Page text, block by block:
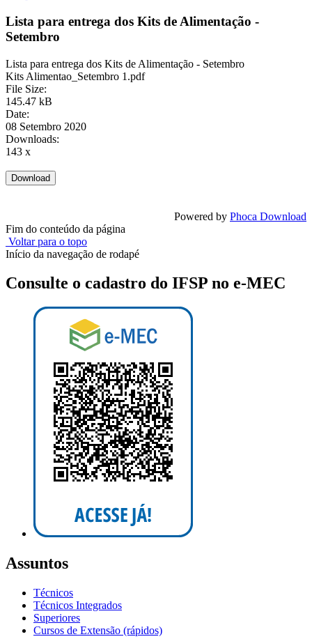
Lista para entrega dos Kits de Alimentação -
Setembro
Lista para entrega dos Kits de Alimentação - Setembro
Kits Alimentao_Setembro 1.pdf
File Size:
145.47 kB
Date:
08 Setembro 2020
Downloads:
143 x
Powered by Phoca Download
Fim do conteúdo da página
Voltar para o topo
Início da navegação de rodapé
Consulte o cadastro do IFSP no e-MEC
Assuntos
Técnicos
Técnicos Integrados
Superiores
Cursos de Extensão (rápidos)